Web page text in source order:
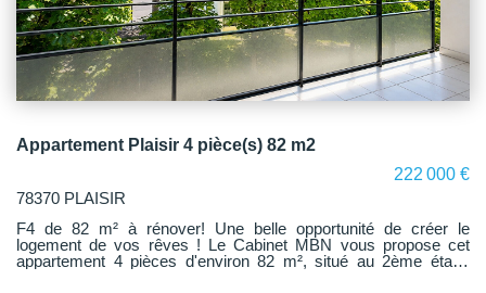
Appartement Plaisir 4 pièce(s) 82 m2
222 000 €
78370 PLAISIR
F4 de 82 m² à rénover! Une belle opportunité de créer le
logement de vos rêves ! Le Cabinet MBN vous propose cet
appartement 4 pièces d'environ 82 m², situé au 2ème étage